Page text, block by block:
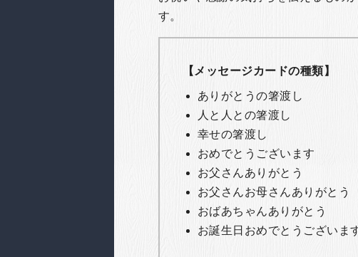
す。
【メッセージカードの種類】
ありがとうの箸渡し
人と人との箸渡し
幸せの箸渡し
おめでとうございます
お父さんありがとう
お父さんお母さんありがとう
おばあちゃんありがとう
お誕生日おめでとうございま